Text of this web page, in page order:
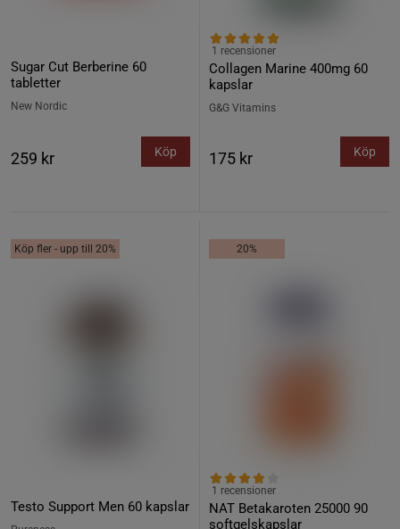
Sugar Cut Berberine 60
tabletter
New Nordic
259 kr Köp
Collagen Marine 400mg 60
kapslar
1 recensioner
G&G Vitamins
175 kr Köp
Köp fler - upp till 20%
Testo Support Men 60 kapslar
20%
NAT Betakaroten 25000 90
softgelskapslar
1 recensioner